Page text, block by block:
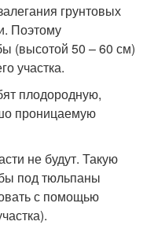
грунтовых
Поэтому
(высотой 50 – 60 см)
участка.
плодородную,
проницаемую
не будут. Такую
под тюльпаны
с помощью